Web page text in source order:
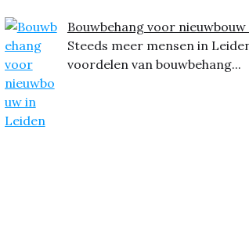
Bouwbehang voor
Steeds meer mensen in
voordelen van bouwbehang...